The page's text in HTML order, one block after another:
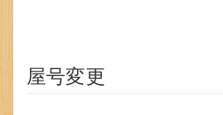
屋号変更